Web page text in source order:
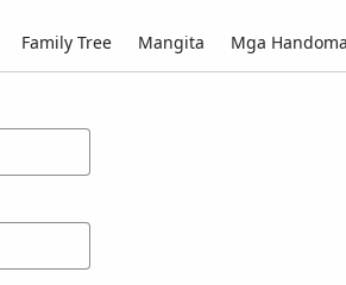
Family Tree Mangita Mga